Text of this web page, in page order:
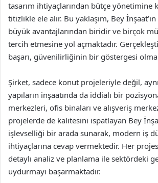
tasarım ihtiyaçlarından bütçe yönetimine
titizlikle ele alır. Bu yaklaşım, Bey
büyük avantajlarından biridir ve birçok
tercih etmesine yol açmaktadır.
başarı, güvenilirliğinin bir göstergesi
Şirket, sadece konut projeleriyle değil,
yapıların inşaatında da iddialı bir
merkezleri, ofis binaları ve alışveriş
projelerde de kalitesini ispatlayan Bey
işlevselliği bir arada sunarak, modern iş
ihtiyaçlarına cevap vermektedir. Her
detaylı analiz ve planlama ile sektördeki
uydurmayı başarmaktadır.